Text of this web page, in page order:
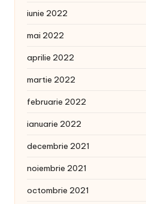
iunie 2022
mai 2022
aprilie 2022
martie 2022
februarie 2022
ianuarie 2022
decembrie 2021
noiembrie 2021
octombrie 2021